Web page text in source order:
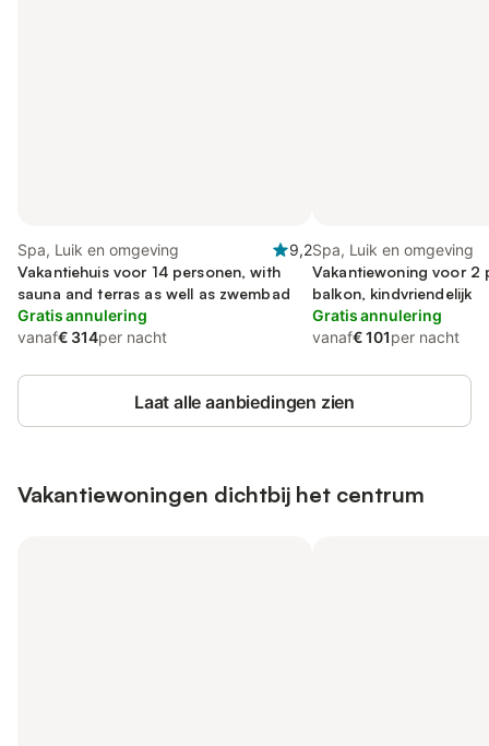
Spa, Luik en omgeving
9,2
Vakantiehuis voor 14 personen, with
sauna and terras as well as zwembad
Gratis annulering
vanaf€ 314per nacht
Spa, Luik en omgeving
Vakantiewoning voor 2
balkon, kindvriendelijk
Gratis annulering
vanaf€ 101per nacht
Laat alle aanbiedingen zien
Vakantiewoningen dichtbij het centrum